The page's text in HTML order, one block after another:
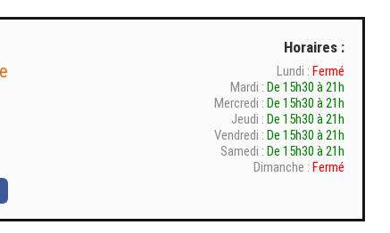
Horaires :
Lundi : Fermé
Mardi : De 15h30 à 21h
Mercredi : De 15h30 à 21h
Jeudi : De 15h30 à 21h
Vendredi : De 15h30 à 21h
Samedi : De 15h30 à 21h
Dimanche : Fermé